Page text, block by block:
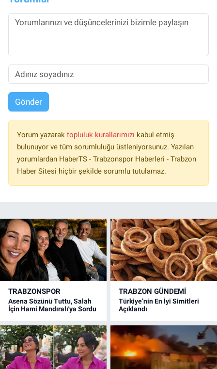
Gönder
Yorum yazarak topluluk kurallarımızı kabul etmiş
bulunuyor ve tüm sorumluluğu üstleniyorsunuz. Yazılan
yorumlardan HaberTS - Trabzonspor Haberleri - Trabzon
Haber Sitesi hiçbir şekilde sorumlu tutulamaz.
TRABZONSPOR
Asena Sözünü Tuttu, Salah
İçin Hami Mandıralı'ya Sordu
TRABZON GÜNDEMİ
Türkiye’nin En İyi Simitleri
Açıklandı